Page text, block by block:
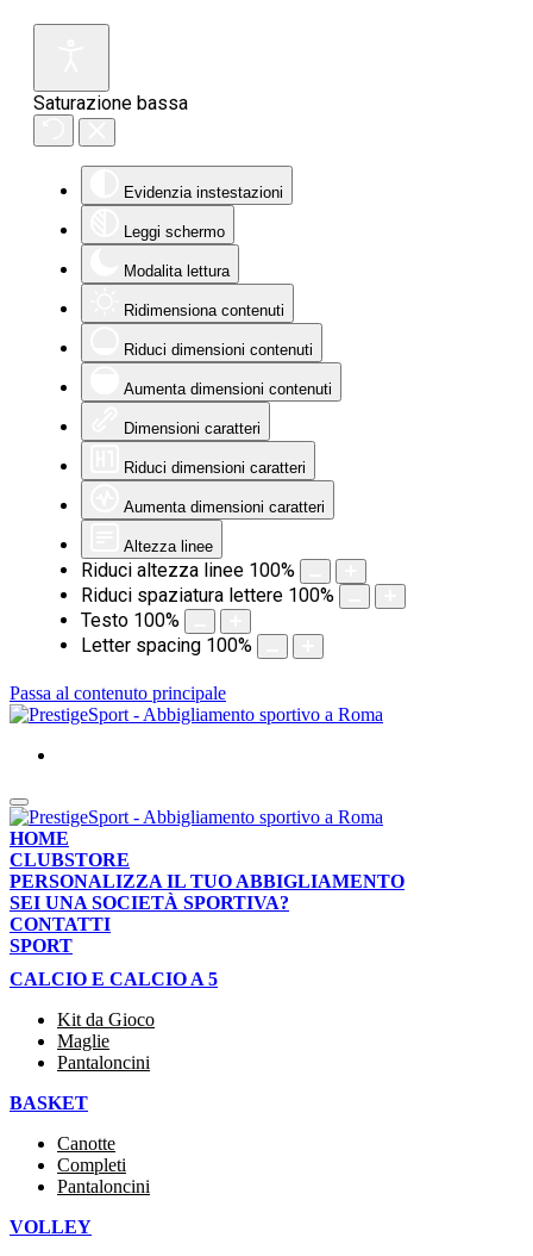
Saturazione bassa
Evidenzia instestazioni
Leggi schermo
Modalita lettura
Ridimensiona contenuti
Riduci dimensioni contenuti
Aumenta dimensioni contenuti
Dimensioni caratteri
Riduci dimensioni caratteri
Aumenta dimensioni caratteri
Altezza linee
Riduci altezza linee 100%
Riduci spaziatura lettere 100%
Testo 100%
Letter spacing 100%
Passa al contenuto principale
HOME
CLUBSTORE
PERSONALIZZA IL TUO ABBIGLIAMENTO
SEI UNA SOCIETÀ SPORTIVA?
CONTATTI
SPORT
CALCIO E CALCIO A 5
Kit da Gioco
Maglie
Pantaloncini
BASKET
Canotte
Completi
Pantaloncini
VOLLEY